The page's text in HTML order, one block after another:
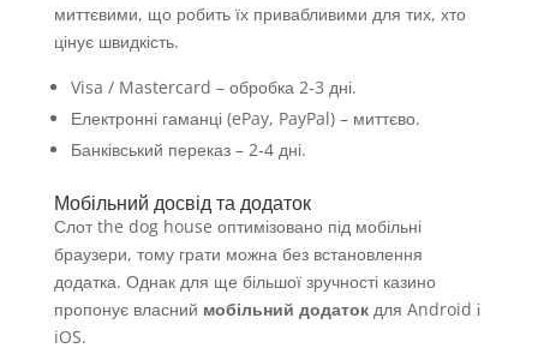
миттєвими, що робить їх привабливими для тих, хто
цінує швидкість.
Visa / Mastercard – обробка 2‑3 дні.
Електронні гаманці (ePay, PayPal) – миттєво.
Банківський переказ – 2‑4 дні.
Мобільний досвід та додаток
Слот the dog house оптимізовано під мобільні
браузери, тому грати можна без встановлення
додатка. Однак для ще більшої зручності казино
пропонує власний мобільний додатокдля Android і
iOS.